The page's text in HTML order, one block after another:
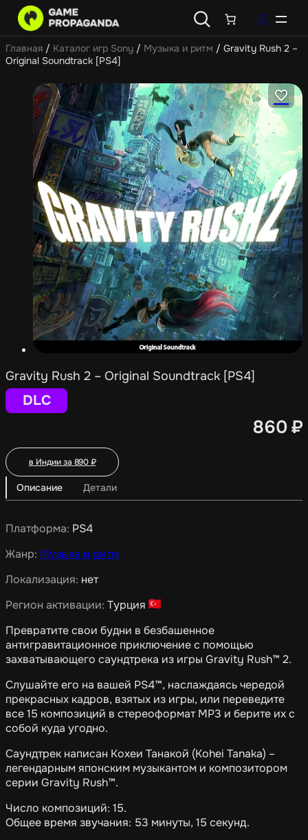
Главная / Каталог игр Sony / Музыка и ритм / Gravity Rush 2 –
Original Soundtrack [PS4]
Gravity Rush 2 – Original Soundtrack [PS4]
DLC
860 ₽
в Индии за 890₽
Описание Детали
Платформа: PS4
Жанр: Музыка и ритм
Локализация: нет
Регион активации: Турция
Превратите свои будни в безбашенное
антигравитационное приключение с помощью
захватывающего саундтрека из игры Gravity Rush™ 2.
Слушайте его на вашей PS4™, наслаждаясь чередой
прекрасных кадров, взятых из игры, или переведите
все 15 композиций в стереоформат MP3 и берите их с
собой куда угодно.
Саундтрек написан Кохеи Танакой (Kohei Tanaka) –
легендарным японским музыкантом и композитором
серии Gravity Rush™.
Число композиций: 15.
Общее время звучания: 53 минуты, 15 секунд.